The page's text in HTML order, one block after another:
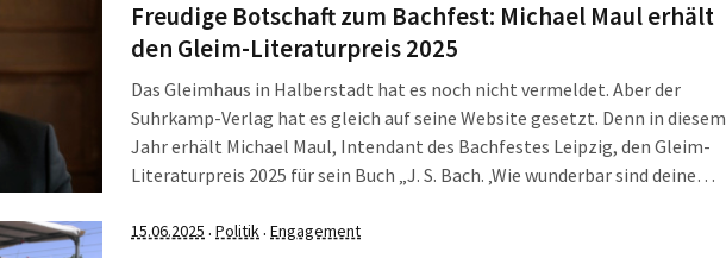
Freudige Botschaft zum Bachfest: Michael Maul erhält
den Gleim-Literaturpreis 2025
Das Gleimhaus in Halberstadt hat es noch nicht vermeldet. Aber der
Suhrkamp-Verlag hat es gleich auf seine Website gesetzt. Denn in diesem
Jahr erhält Michael Maul, Intendant des Bachfestes Leipzig, den Gleim-
Literaturpreis 2025 für sein Buch „J. S. Bach. ‚Wie wunderbar sind deine
„Kenntnisreich, […]
15.06.2025 · Politik· Engagement